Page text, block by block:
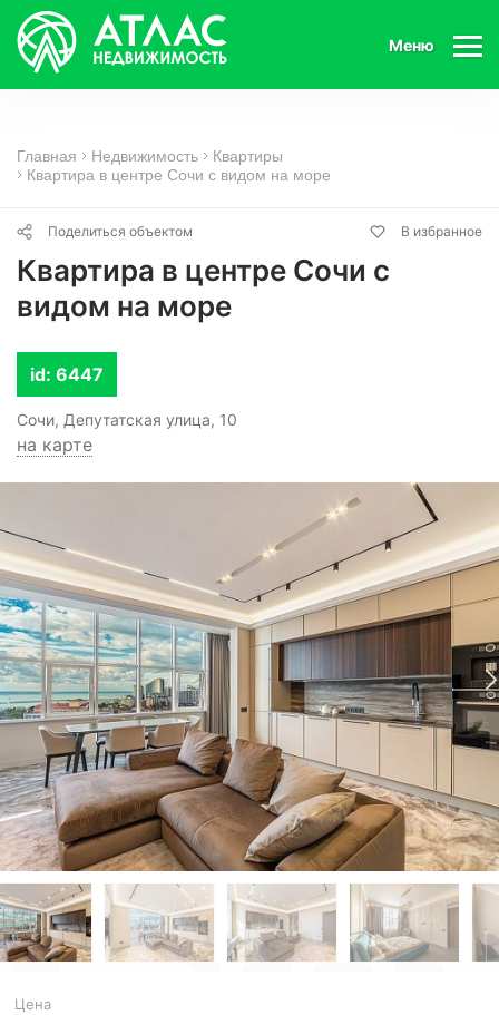
Меню
Главная Недвижимость
Квартиры
Квартира в центре Сочи с видом на море
Поделиться объектом В избранное
Квартира в центре Сочи с
видом на море
id: 6447
Сочи, Депутатская улица, 10
на карте
Цена